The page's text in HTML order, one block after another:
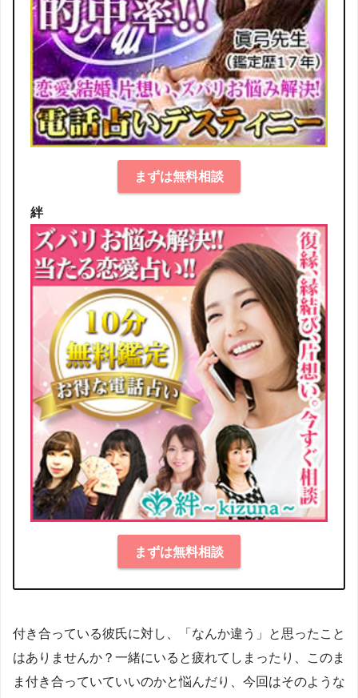
まずは無料相談
絆
まずは無料相談
付き合っている彼氏に対し、「なんか違う」と思ったこと
はありませんか？一緒にいると疲れてしまったり、このま
ま付き合っていていいのかと悩んだり、今回はそのような